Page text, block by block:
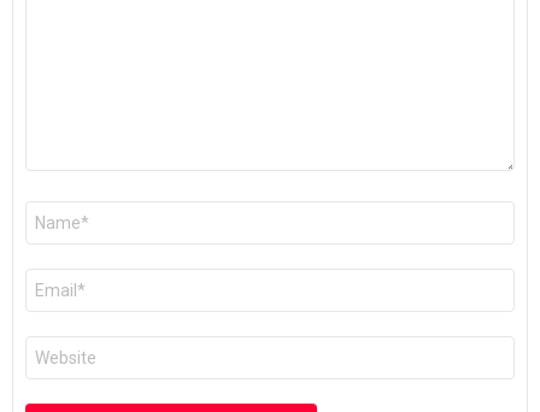
Nom
E-
mail
*
Site
web